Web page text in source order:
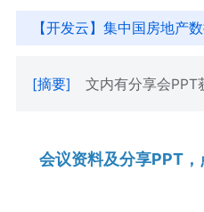
【开发云】集中国房地产
[摘要] 文内有分享会PPT
会议资料及分享PPT